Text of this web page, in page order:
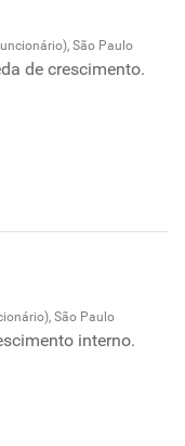
São Paulo
de crescimento.
São Paulo
interno.